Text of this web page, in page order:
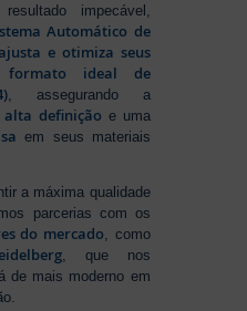
impecável,
Automático de
e otimiza seus
ideal de
, assegurando a
alta definição e uma
em seus materiais
a máxima qualidade
parcerias com os
do mercado, como
, que nos
de mais moderno em